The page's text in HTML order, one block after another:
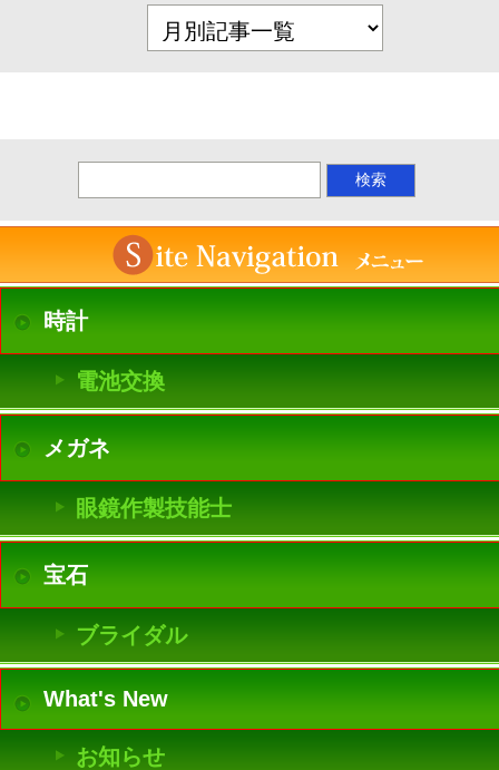
時計
電池交換
メガネ
眼鏡作製技能士
宝石
ブライダル
What's New
お知らせ